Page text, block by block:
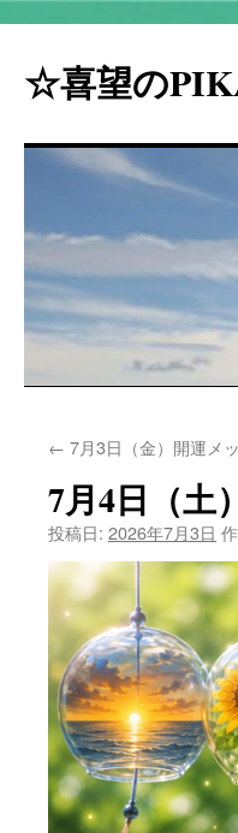
☆喜望の
ン
テ
ン
ツ
ス
キ
ッ
← 7月3日（金）開運メ
7月4日（土
投稿日: 2026年7月3日